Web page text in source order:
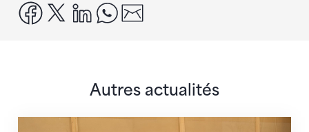
facebook
x linkedinwhatsapp
Autres actualités
En route pour Zagreb avec des objectifs clairs